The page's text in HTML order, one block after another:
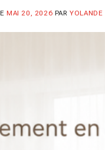
MAI 20, 2026 PARYOLANDE